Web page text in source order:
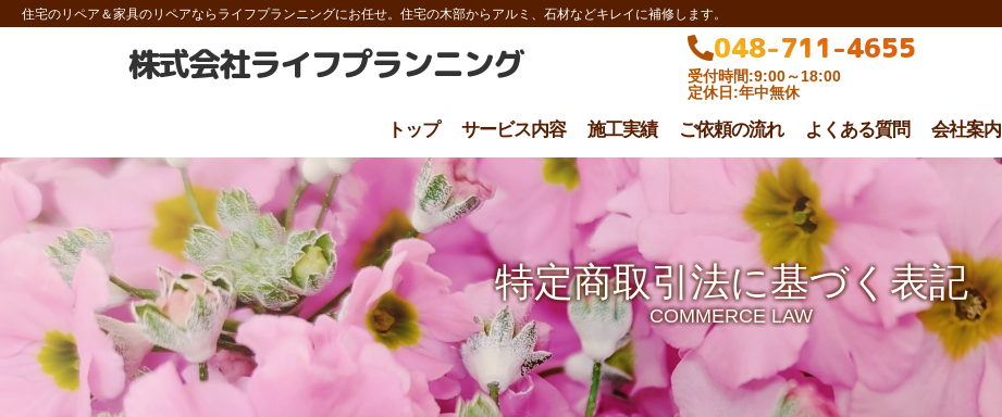
住宅のリペア＆家具のリペアならライフプランニングにお任せ。住宅の木部からアルミ、石材などキレイに補修します。
株式会社ライフプランニング 048-711-4655
受付時間:9:00～18:00
定休日:年中無休
トップ サービス内容 施工実績 ご依頼の流れ よくある質問 会社案内
特定商取引法に基づく表記
COMMERCE LAW